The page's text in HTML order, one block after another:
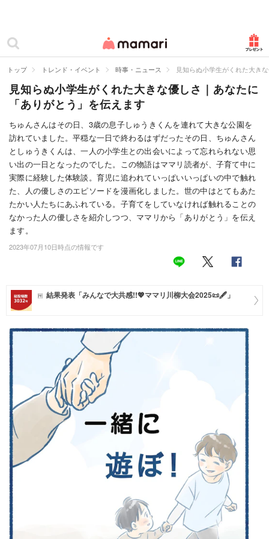
ママリ
カテゴリー一覧
妊娠
出産
赤ちゃん・育児
子育て・家族
病院
美容・ファッション
マネー
トレンド・イベント
トップ トレンド・イベント 時事・ニュース 見知らぬ小学生がくれた大き
見知らぬ小学生がくれた大きな優しさ｜あなたに
「ありがとう」を伝えます
ちゅんさんはその日、3歳の息子しゅうきくんを連れて大きな公園を
訪れていました。平穏な一日で終わるはずだったその日、ちゅんさん
としゅうきくんは、一人の小学生との出会いによって忘れられない思
い出の一日となったのでした。この物語はママリ読者が、子育て中に
実際に経験した体験談。育児に追われていっぱいいっぱいの中で触れ
た、人の優しさのエピソードを漫画化しました。世の中はとてもあた
たかい人たちにあふれている。子育てをしていなければ触れることの
なかった人の優しさを紹介しつつ、ママリから「ありがとう」を伝え
ます。
2023年07月10日時点の情報です
結果発表「みんなで大共感!!💖ママリ川柳大会2025📜🖋️」